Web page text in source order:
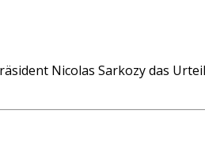
Nicolas Sarkozy das